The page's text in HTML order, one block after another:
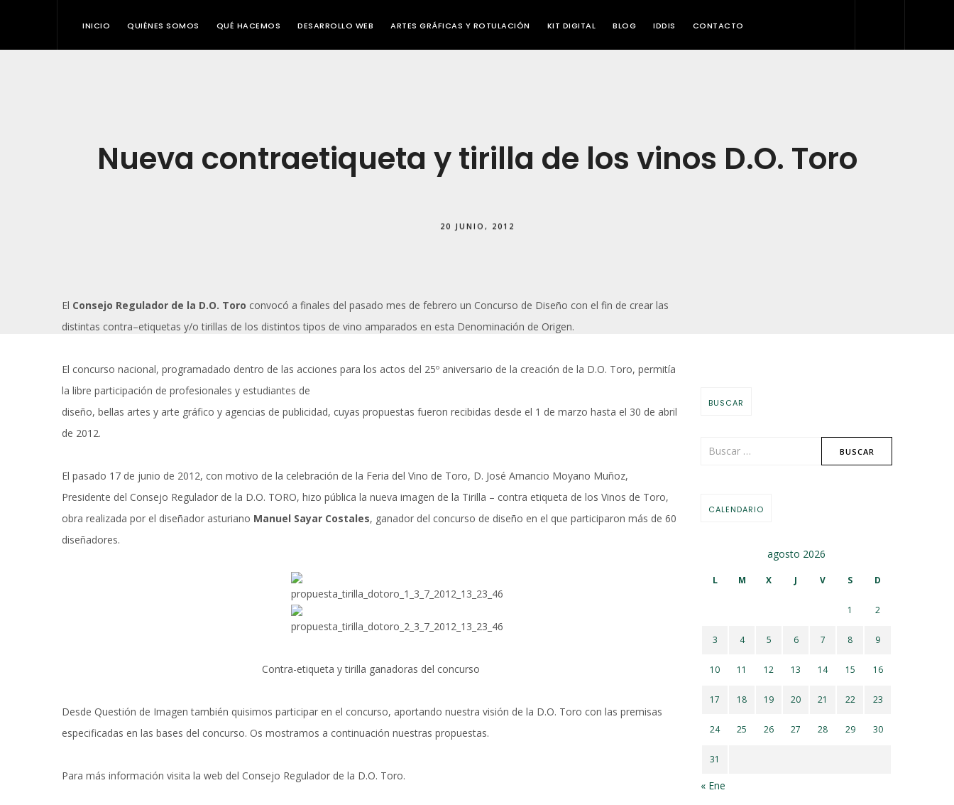
INICIO QUIÉNES SOMOS QUÉ HACEMOS DESARROLLO WEB ARTES GRÁFICAS Y ROTULACIÓN KIT DIGITAL BLOG IDDIS CONTACTO
Nueva contraetiqueta y tirilla de los vinos D.O. Toro
20 JUNIO, 2012
El Consejo Regulador de la D.O. Toro convocó a finales del pasado mes de febrero un Concurso de Diseño con el fin de crear las
distintas contra–etiquetas y/o tirillas de los distintos tipos de vino amparados en esta Denominación de Origen.
El concurso nacional, programadado dentro de las acciones para los actos del 25º aniversario de la creación de la D.O. Toro, permitía
la libre participación de profesionales y estudiantes de
diseño, bellas artes y arte gráfico y agencias de publicidad, cuyas propuestas fueron recibidas desde el 1 de marzo hasta el 30 de abril
de 2012.
El pasado 17 de junio de 2012, con motivo de la celebración de la Feria del Vino de Toro, D. José Amancio Moyano Muñoz,
Presidente del Consejo Regulador de la D.O. TORO, hizo pública la nueva imagen de la Tirilla – contra etiqueta de los Vinos de Toro,
obra realizada por el diseñador asturiano Manuel Sayar Costales, ganador del concurso de diseño en el que participaron más de 60
diseñadores.
Contra-etiqueta y tirilla ganadoras del concurso
Desde Questión de Imagen también quisimos participar en el concurso, aportando nuestra visión de la D.O. Toro con las premisas
especificadas en las bases del concurso. Os mostramos a continuación nuestras propuestas.
Para más información visita la web del Consejo Regulador de la D.O. Toro.
BUSCAR
CALENDARIO
agosto 2026
L M X J V S D
1 2
3 4 5 6 7 8 9
10 11 12 13 14 15 16
17 18 19 20 21 22 23
24 25 26 27 28 29 30
31
« Ene